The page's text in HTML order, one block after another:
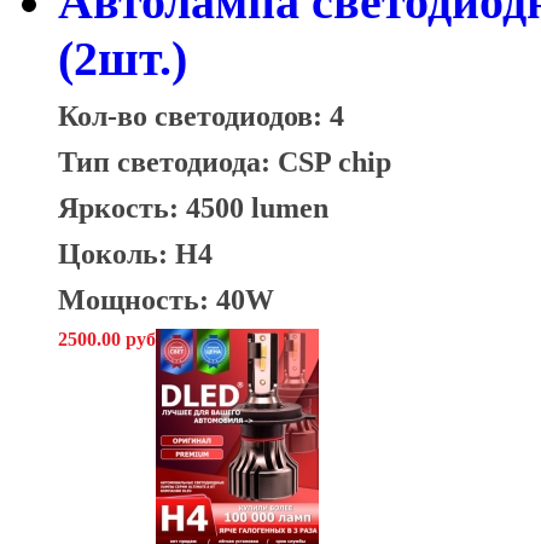
(2шт.)
Кол-во светодиодов: 4
Тип светодиода: CSP chip
Яркость: 4500 lumen
Цоколь: H4
Мощность: 40W
2500.00 руб